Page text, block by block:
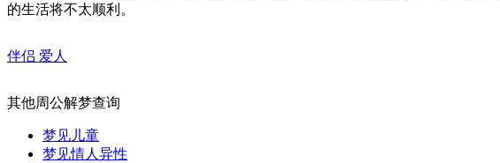
的生活将不太顺利。
伴侣 爱人
其他周公解梦查询
梦见儿童
梦见情人异性